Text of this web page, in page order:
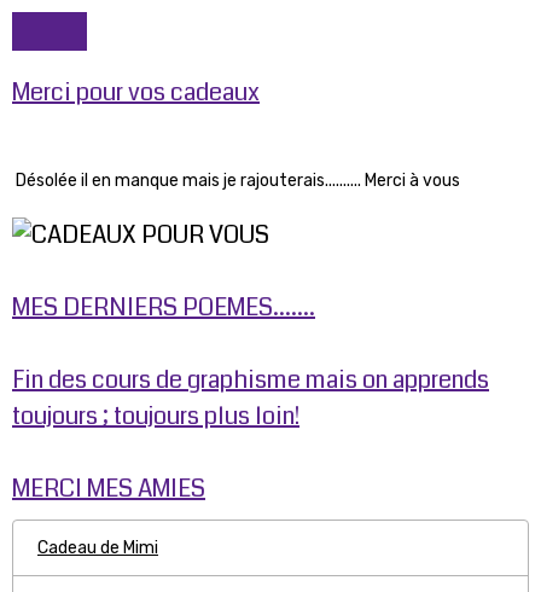
Merci pour vos cadeaux
Désolée il en manque mais je rajouterais.......... Merci à vous
MES DERNIERS POEMES.......
Fin des cours de graphisme mais on apprends
toujours ; toujours plus loin!
MERCI MES AMIES
Cadeau de Mimi